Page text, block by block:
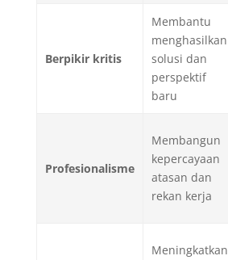
Berpikir kritis
Membantu
menghasilkan
solusi dan
perspektif
baru
Profesionalisme
Membangun
kepercayaan
atasan dan
rekan kerja
Meningkatkan